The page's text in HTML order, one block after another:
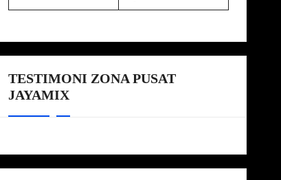
TESTIMONI ZONA PUSAT
JAYAMIX